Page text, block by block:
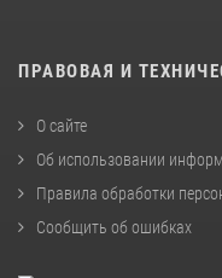
ПРАВОВАЯ И
О сайте
Об использовании
Правила обработки
Сообщить об ошибках